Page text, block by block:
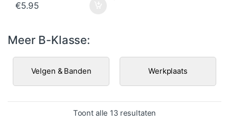
€5.95
Meer B-Klasse:
Velgen & Banden Werkplaats
Toont alle 13 resultaten